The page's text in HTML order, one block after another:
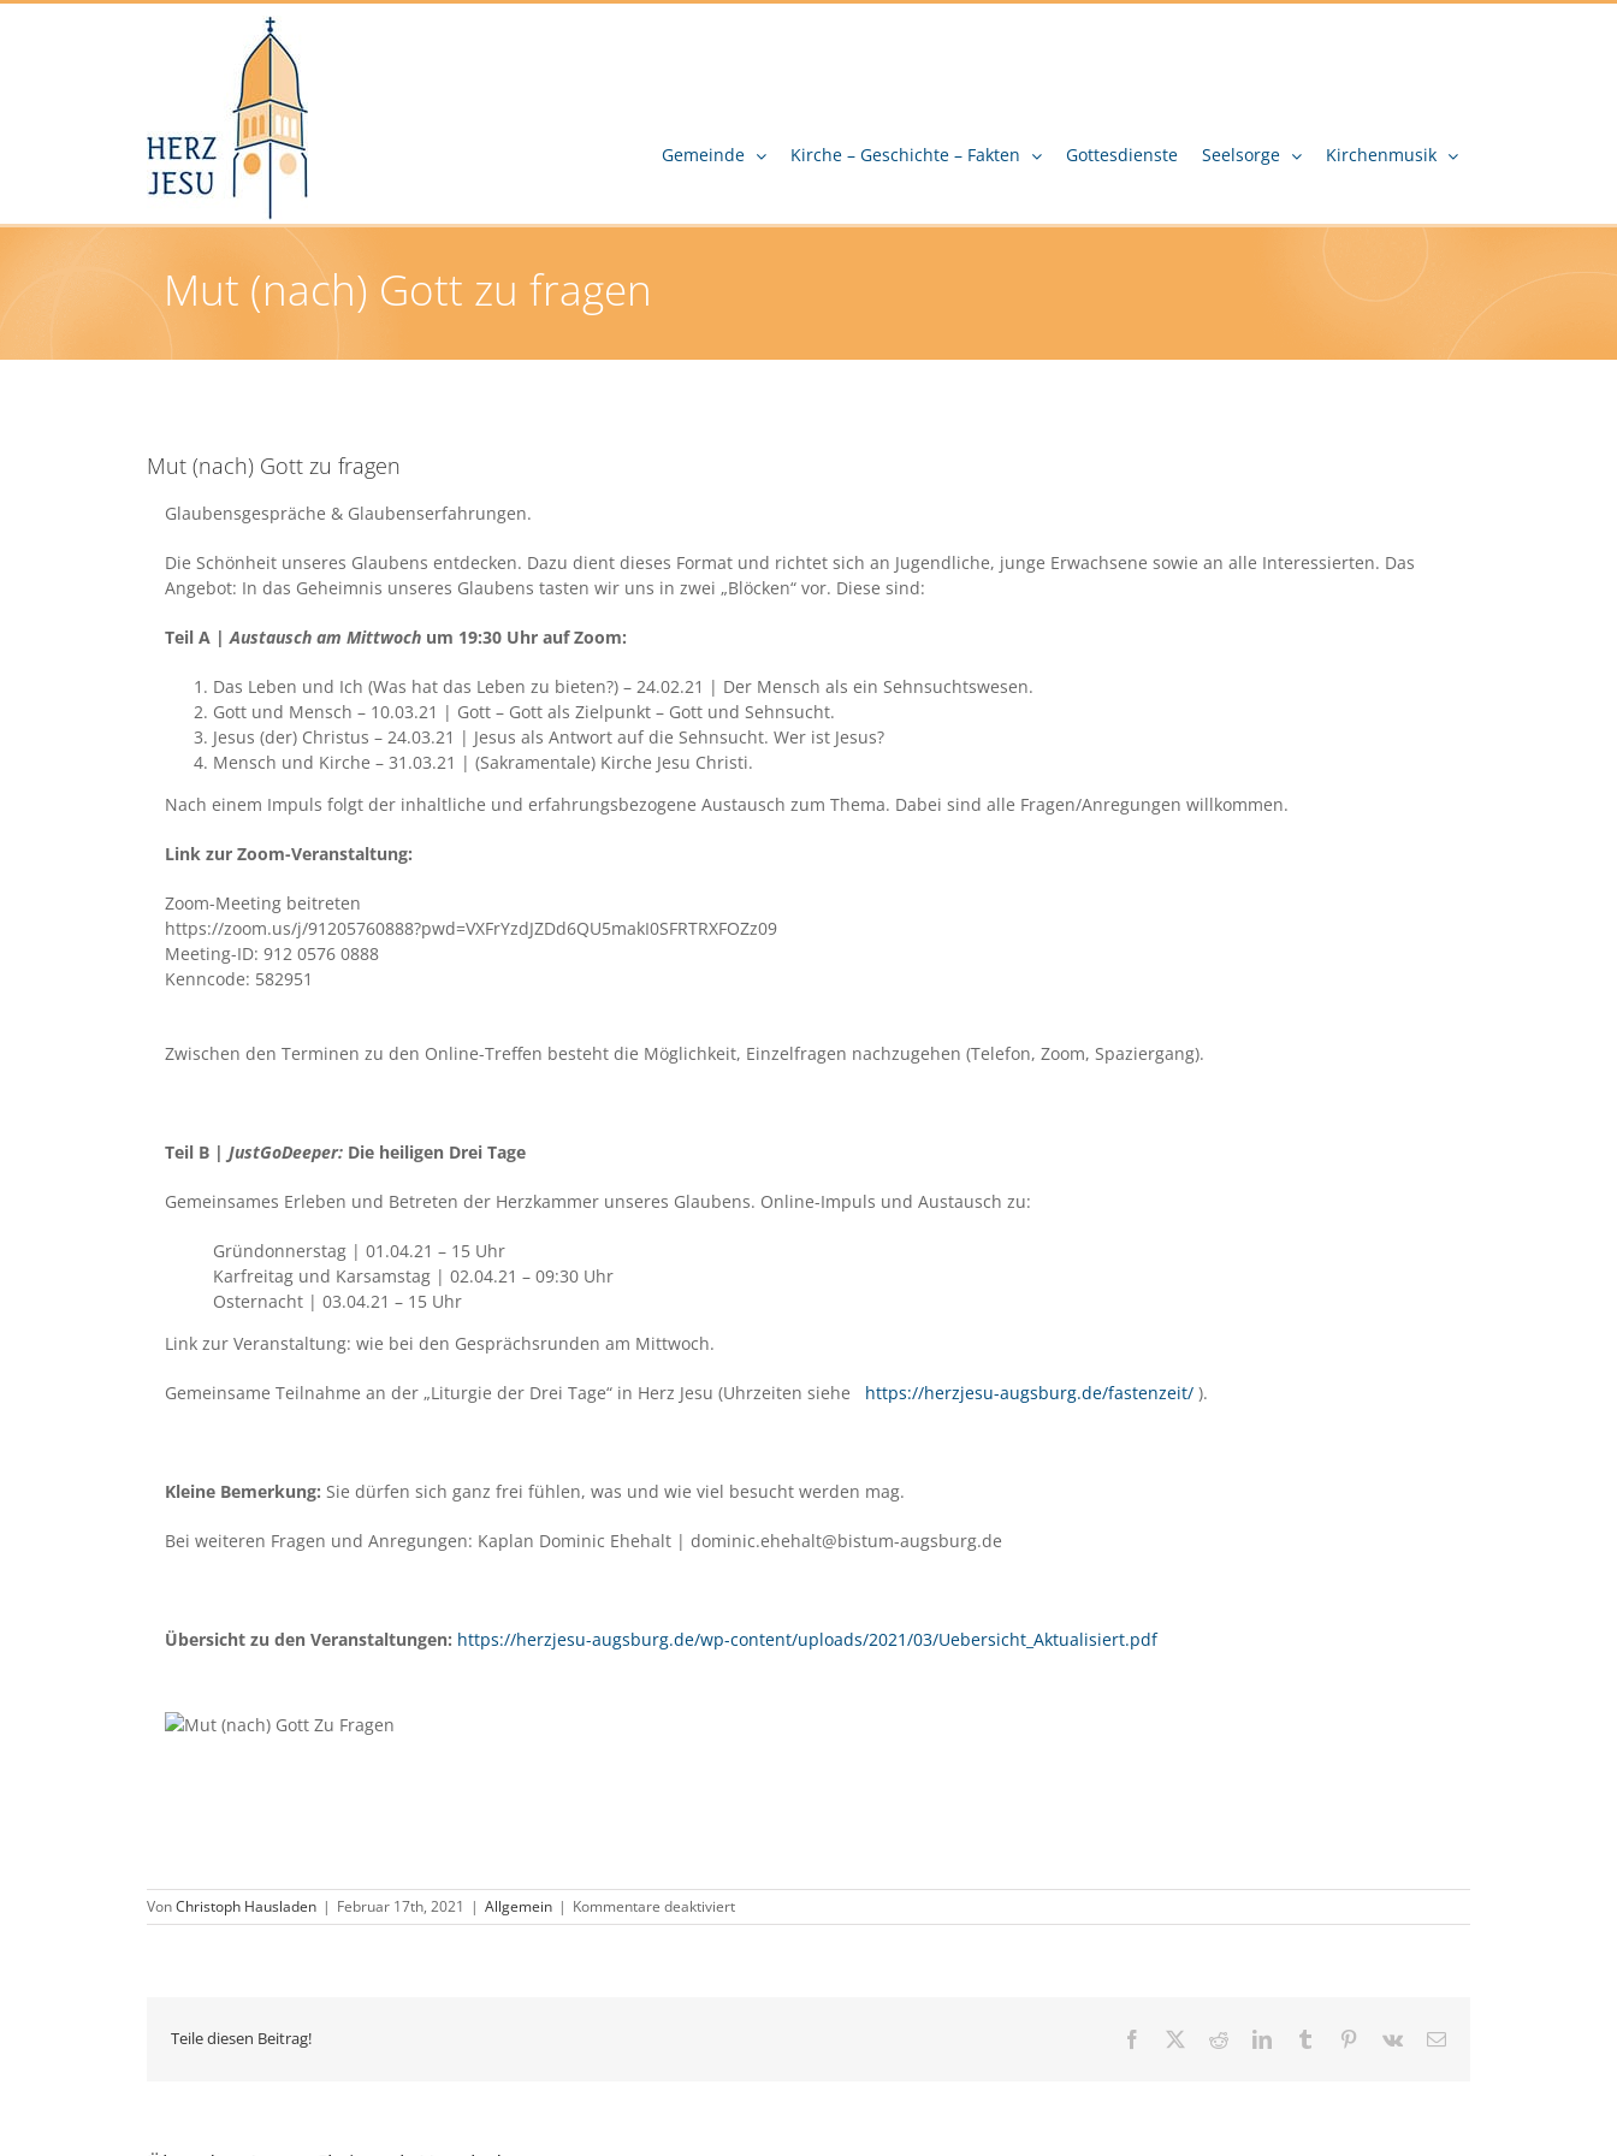
Zum
Gemeinde Kirche – Geschichte – Fakten Gottesdienste Seelsorge Kirchenmusik
Mut (nach) Gott zu fragen
Mut (nach) Gott zu fragen
Glaubensgespräche & Glaubenserfahrungen.
Die Schönheit unseres Glaubens entdecken. Dazu dient dieses Format und richtet sich an Jugendliche, junge Erwachsene sowie an alle Interessierten. Das
Angebot: In das Geheimnis unseres Glaubens tasten wir uns in zwei „Blöcken“ vor. Diese sind:
Teil A | Austausch am Mittwoch um 19:30 Uhr auf Zoom:
Das Leben und Ich (Was hat das Leben zu bieten?) – 24.02.21 | Der Mensch als ein Sehnsuchtswesen.
Gott und Mensch – 10.03.21 | Gott – Gott als Zielpunkt – Gott und Sehnsucht.
Jesus (der) Christus – 24.03.21 | Jesus als Antwort auf die Sehnsucht. Wer ist Jesus?
Mensch und Kirche – 31.03.21 | (Sakramentale) Kirche Jesu Christi.
Nach einem Impuls folgt der inhaltliche und erfahrungsbezogene Austausch zum Thema. Dabei sind alle Fragen/Anregungen willkommen.
Link zur Zoom-Veranstaltung:
Zoom-Meeting beitreten
https://zoom.us/j/91205760888?pwd=VXFrYzdJZDd6QU5makI0SFRTRXFOZz09
Meeting-ID: 912 0576 0888
Kenncode: 582951
Zwischen den Terminen zu den Online-Treffen besteht die Möglichkeit, Einzelfragen nachzugehen (Telefon, Zoom, Spaziergang).
Teil B | JustGoDeeper: Die heiligen Drei Tage
Gemeinsames Erleben und Betreten der Herzkammer unseres Glaubens. Online-Impuls und Austausch zu:
Gründonnerstag | 01.04.21 – 15 Uhr
Karfreitag und Karsamstag | 02.04.21 – 09:30 Uhr
Osternacht | 03.04.21 – 15 Uhr
Link zur Veranstaltung: wie bei den Gesprächsrunden am Mittwoch.
Gemeinsame Teilnahme an der „Liturgie der Drei Tage“ in Herz Jesu (Uhrzeiten siehe https://herzjesu-augsburg.de/fastenzeit/ ).
Kleine Bemerkung: Sie dürfen sich ganz frei fühlen, was und wie viel besucht werden mag.
Bei weiteren Fragen und Anregungen: Kaplan Dominic Ehehalt | dominic.ehehalt@bistum-augsburg.de
Übersicht zu den Veranstaltungen: https://herzjesu-augsburg.de/wp-content/uploads/2021/03/Uebersicht_Aktualisiert.pdf
VonChristoph Hausladen | Februar 17th, 2021 | Allgemein | Kommentare deaktiviertfür
Mut
Teile diesen Beitrag! Facebook RedditLinkedInTumblr Pinterest
Vk
E-